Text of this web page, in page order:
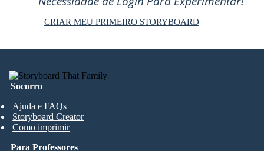
CRIAR MEU PRIMEIRO STORYBOARD
Socorro
Ajuda e FAQs
Storyboard Creator
Como imprimir
Para Professores